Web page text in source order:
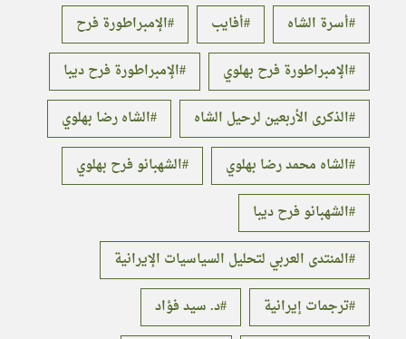
أسرة الشاه
أفايب
الإمبراطورة فرح
الإمبراطورة فرح بهلوي
الإمبراطورة فرح ديبا
الذكرى الأربعين لرحيل الشاه
الشاه رضا بهلوي
الشاه محمد رضا بهلوي
الشهبانو فرح بهلوي
الشهبانو فرح ديبا
المنتدى العربي لتحليل السياسيات الإيرانية
ترجمات إيرانية
د. سيد فؤاد